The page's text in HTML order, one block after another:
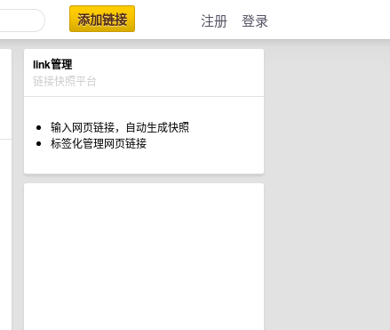
添加链接 注册 登录
link管理
链接快照平台
输入网页链接，自动生成快照
标签化管理网页链接